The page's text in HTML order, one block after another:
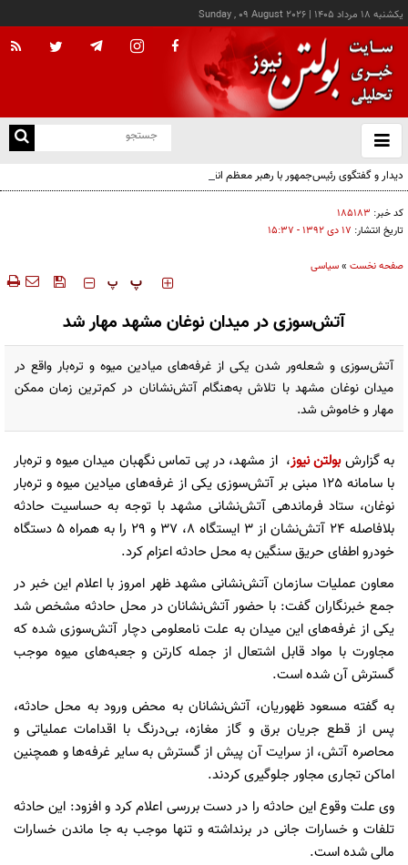
يکشنبه ۱۸ مرداد ۱۴۰۵ |
Sunday , 09 August 2026
باز
و
دیدار و گفتگوی رئیس‌جمهور با رهبر معظم انقلاب درباره مسائل اقتصادی و نظامی کشور
کد خبر: ۱۸۵۱۸۳
تاریخ انتشار: ۱۷ دی ۱۳۹۲ - ۱۵:۳۷
صفحه نخست »سیاسی
‍‍‍ پ پ
آتش‌سوزی در میدان نوغان مشهد مهار شد
آتش‌سوزی و شعله‌ور شدن یکی از غرفه‌های میادین میوه و تره‌بار واقع در
میدان نوغان مشهد با تلاش به‌هنگام آتش‌نشانان در کم‌ترین زمان ممکن
مهار و خاموش شد.
به گزارش بولتن نیوز،از مشهد، در پی تماس نگهبان میدان میوه و تره‌بار
با سامانه 125 مبنی بر آتش‌سوزی یکی از غرفه‌های میادین میوه و تره‌بار
نوغان، ستاد فرماندهی آتش‌نشانی مشهد با توجه به حساسیت حادثه
بلافاصله 24 آتش‌نشان از 3 ایستگاه 8، 37 و 29 را به همراه 5 دستگاه
خودرو اطفای حریق سنگین به محل حادثه اعزام کرد.
معاون عملیات سازمان آتش‌نشانی مشهد ظهر امروز با اعلام این خبر در
جمع خبرنگاران گفت: با حضور آتش‌نشانان در محل حادثه مشخص شد
یکی از غرفه‌های این میدان به علت نامعلومی دچار آتش‌سوزی شده که
مجاورت با مواد قابل اشتعال از جمله کارتن و جعبه‌های میوه موجب
گسترش آن شده است.
به گفته مسعود ظهوریان، آتش‌نشانان به محض ورود به محل حادثه،
پس از قطع جریان برق و گاز مغازه، بی‌درنگ با اقدامات عملیاتی و
محاصره آتش، از سرایت آن پیش از گسترش به سایر غرفه‌ها و همچنین
اماکن تجاری مجاور جلوگیری کردند.
وی علت وقوع این حادثه را در دست بررسی اعلام کرد و افزود: این حادثه
تلفات و خسارات جانی در برنداشته و تنها موجب به جا ماندن خسارات
مالی شده است.